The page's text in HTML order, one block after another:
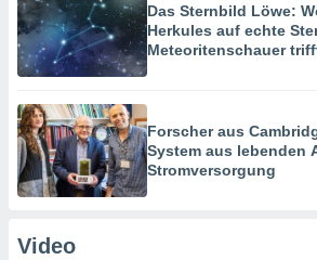
Das Sternbild Löwe:
Herkules auf echte
Meteoritenschauer
Forscher aus
System aus lebenden
Stromversorgung
Video